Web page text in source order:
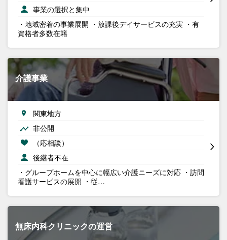
事業の選択と集中
・地域密着の事業展開 ・放課後デイサービスの充実 ・有
資格者多数在籍
介護事業
関東地方
非公開
（応相談）
後継者不在
・グループホームを中心に幅広い介護ニーズに対応 ・訪問
看護サービスの展開 ・従…
無床内科クリニックの運営